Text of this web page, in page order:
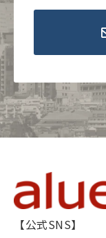
【公式SNS】